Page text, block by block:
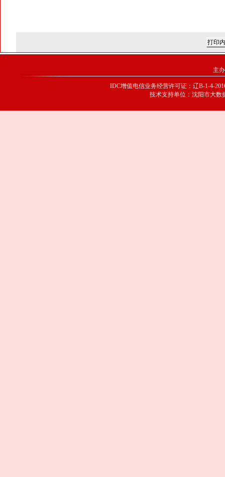
主
IDC增值电信业务经营许可证：辽B-1-4-
技术支持单位：沈阳市大数